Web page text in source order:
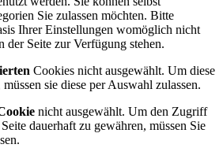
Sie zulassen möchten. Bitte
Ihrer Einstellungen womöglich nicht
der Seite zur Verfügung stehen.
Cookies nicht ausgewählt. Um diese
sie diese per Auswahl zulassen.
nicht ausgewählt. Um den Zugriff
dauerhaft zu gewähren, müssen Sie